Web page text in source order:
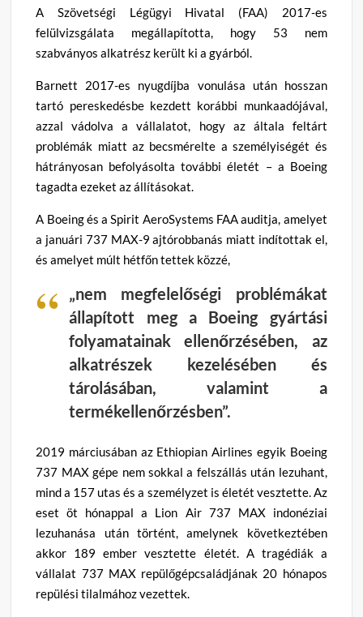
A Szövetségi Légügyi Hivatal (FAA) 2017-es
felülvizsgálata megállapította, hogy 53 nem
szabványos alkatrész került ki a gyárból.
Barnett 2017-es nyugdíjba vonulása után hosszan
tartó pereskedésbe kezdett korábbi munkaadójával,
azzal vádolva a vállalatot, hogy az általa feltárt
problémák miatt az becsmérelte a személyiségét és
hátrányosan befolyásolta további életét – a Boeing
tagadta ezeket az állításokat.
A Boeing és a Spirit AeroSystems FAA auditja, amelyet
a januári 737 MAX-9 ajtórobbanás miatt indítottak el,
és amelyet múlt hétfőn tettek közzé,
„nem megfelelőségi problémákat
állapított meg a Boeing gyártási
folyamatainak ellenőrzésében, az
alkatrészek kezelésében és
tárolásában, valamint a
termékellenőrzésben”.
2019 márciusában az Ethiopian Airlines egyik Boeing
737 MAX gépe nem sokkal a felszállás után lezuhant,
mind a 157 utas és a személyzet is életét vesztette. Az
eset öt hónappal a Lion Air 737 MAX indonéziai
lezuhanása után történt, amelynek következtében
akkor 189 ember vesztette életét. A tragédiák a
vállalat 737 MAX repülőgépcsaládjának 20 hónapos
repülési tilalmához vezettek.